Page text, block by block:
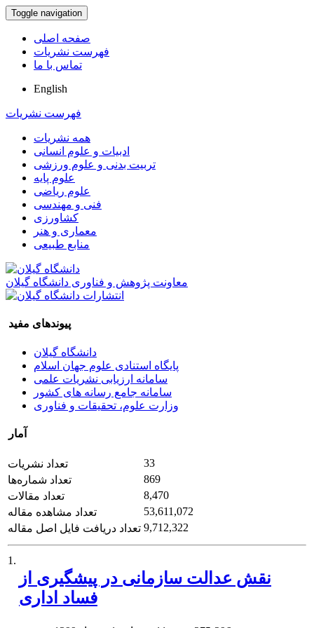
Toggle navigation
صفحه اصلی
فهرست نشریات
تماس با ما
English
فهرست نشریات
همه نشریات
ادبیات و علوم انسانی
تربیت بدنی و علوم ورزشی
علوم پایه
علوم ریاضی
فنی و مهندسی
کشاورزی
معماری و هنر
منابع طبیعی
معاونت پژوهش و فناوری دانشگاه گیلان
پیوندهای مفید
دانشگاه گیلان
پایگاه استنادی علوم جهان اسلام
سامانه ارزیابی نشریات علمی
سامانه جامع رسانه های کشور
وزارت علوم، تحقیقات و فناوری
آمار
تعداد نشریات
33
تعداد شماره‌ها
869
تعداد مقالات
8,470
تعداد مشاهده مقاله
53,611,072
تعداد دریافت فایل اصل مقاله 9,712,322
1.
نقش عدالت سازمانی در پیشگیری از
فساد اداری